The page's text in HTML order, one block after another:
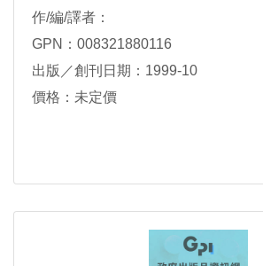
作/編/譯者：
GPN：008321880116
出版／創刊日期：1999-10
價格：未定價